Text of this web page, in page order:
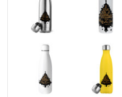
Υλικό : Ανοξείδωτο
stainless steel
Χωρητικότητα : 500ml
Χρήση : ΖΕΣΤΑ, ΚΡΥΟ
Καπάκι
Όξινα: NAI
Δεν γίνεται
BPA Free (χωρίς την
Προηγμένη μόνωση
Δεν μεταφέρεται η